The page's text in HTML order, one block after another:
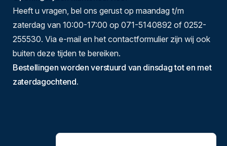
Heeft u vragen, bel ons gerust op maandag t/m
zaterdag van 10:00-17:00 op 071-5140892 of 0252-
255530. Via e-mail en het contactformulier zijn wij ook
buiten deze tijden te bereiken.
Bestellingen worden verstuurd van dinsdag tot en met
zaterdagochtend.